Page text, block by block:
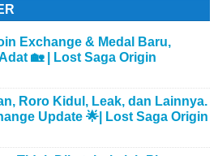
Exchange & Medal Baru,
🏡 | Lost Saga Origin
Roro Kidul, Leak, dan Lainnya.
Update 🌟| Lost Saga Origin